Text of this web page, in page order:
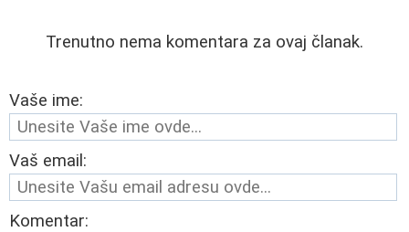
Trenutno nema komentara za ovaj članak.
Vaše ime:
Vaš email:
Komentar: